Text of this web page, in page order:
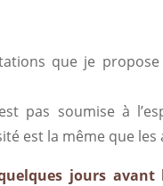
que je
pas soumise à
est la même que les
jours